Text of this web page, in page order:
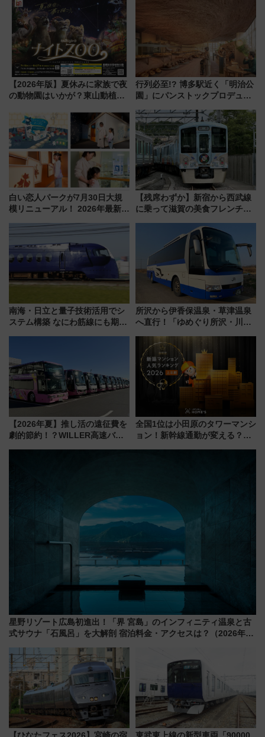
【2026年版】夏休みに家族で夜
の動物園はいかが？東山動植物
ZOO」開催情報
行列必至!? 博多駅近く「明治公
園」にパンストックプロデュー
オープン 秋からはビストロ営業
も！
白い恋人パークが7月30日大規
模リニューアル！ 2026年最新の
と料金・アクセスを徹底解説
（札幌市）
【残席わずか】新宿から西武線
に乗って滋賀の美食フレンチを
「52席の至福」で味わう近江牛
や伝統文化の特別コラボ
南海・日立と量子技術活用でシ
ステム構築 なにわ筋線にも期待
所沢から伊香保温泉・草津温泉
へ直行！「ゆめぐり所沢・川越
軽に 運行ダイヤ・運賃を解説
【2026年夏】推し活の遠征費を
劇的節約！？WILLER高速バス
全国1位は小田原のタワーマンシ
ョン！新幹線通勤が変える？
星野リゾート広島初進出！「界 宮島」のインフィニティ温泉と古
式サウナ「石風呂」を大解剖 宿泊料金・アクセスは？（2026年7